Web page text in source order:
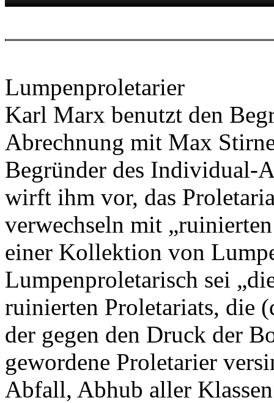
Lumpenproletarier
Karl Marx benutzt den
Abrechnung mit Max
Begründer des Individual-
wirft ihm vor, das
verwechseln mit
einer Kollektion von
Lumpenproletarisch sei
ruinierten Proletariats, die
der gegen den Druck der
gewordene Proletarier
Abfall, Abhub aller